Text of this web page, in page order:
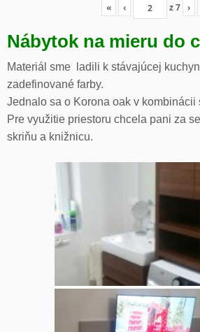
« ‹ z7 ›
Nábytok na mieru do
Materiál sme ladili k stávajúcej
zadefinované farby.
Jednalo sa o Korona oak v kombinácii
Pre využitie priestoru chcela pani za
skriňu a knižnicu.